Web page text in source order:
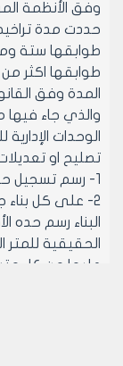
وفق الأنظمة
حددت مدة
طوابقها ستة
طوابقها اكثر
والذي جاء فيها
الوحدات
تصليح او
1- رسم تسجيل حده الأقصى /200/ فقط مائتان ليرة سورية.
2- على كل بناء
الحقيقية للمتر
عليها من كل متر